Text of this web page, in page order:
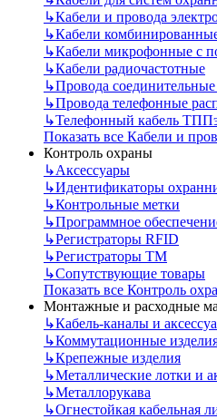
↳Кабели и провода
↳Кабели
↳Кабели микрофонные с
↳Кабели радиочастотные
↳Провода
↳Провода телефонные
↳Телефонный кабель
Показать все Кабели и
Контроль охраны
↳Аксессуары
↳Идентификаторы
↳Контрольные метки
↳Программное
↳Регистраторы RFID
↳Регистраторы ТМ
↳Сопутствующие товары
Показать все Контроль
Монтажные и расходные
↳Кабель-каналы и
↳Коммутационные
↳Крепежные изделия
↳Металлические лотки и
↳Металлорукава
↳Огнестойкая кабельная